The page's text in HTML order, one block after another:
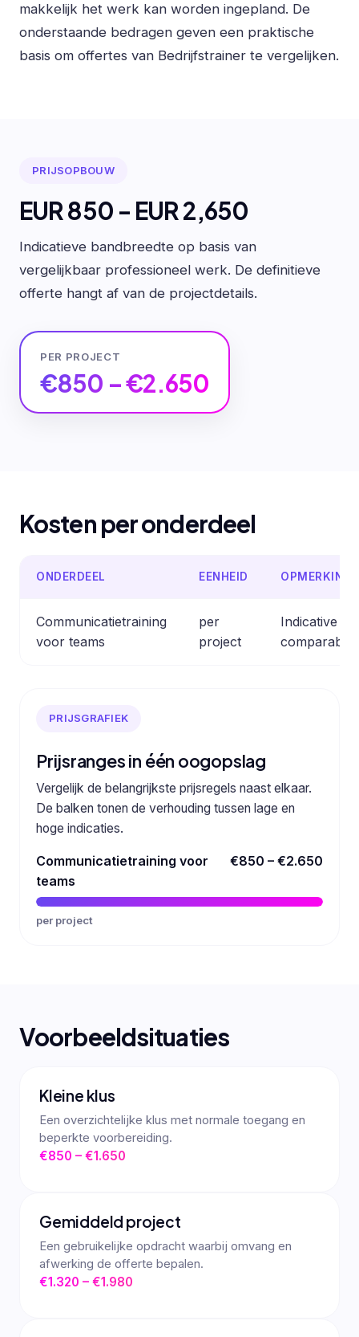
makkelijk het werk kan worden ingepland. De
onderstaande bedragen geven een praktische
basis om offertes van Bedrijfstrainer te vergelijken.
PRIJSOPBOUW
EUR 850 - EUR 2,650
Indicatieve bandbreedte op basis van
vergelijkbaar professioneel werk. De definitieve
offerte hangt af van de projectdetails.
PER PROJECT
€850 – €2.650
Kosten per onderdeel
ONDERDEEL EENHEID OPMERKING
Communicatietraining
voor teams
per
project
Indicative
comparable
PRIJSGRAFIEK
Prijsranges in één oogopslag
Vergelijk de belangrijkste prijsregels naast elkaar.
De balken tonen de verhouding tussen lage en
hoge indicaties.
Communicatietraining voor
teams
€850 – €2.650
per project
Voorbeeldsituaties
Kleine klus
Een overzichtelijke klus met normale toegang en
beperkte voorbereiding.
€850 – €1.650
Gemiddeld project
Een gebruikelijke opdracht waarbij omvang en
afwerking de offerte bepalen.
€1.320 – €1.980